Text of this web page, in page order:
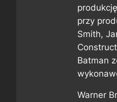
przy
Smith,
Batman
Warner